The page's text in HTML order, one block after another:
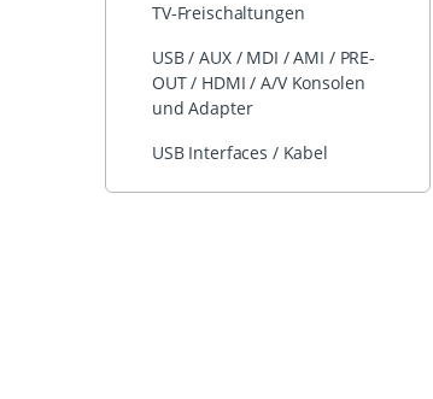
TV-Freischaltungen
USB / AUX / MDI / AMI / PRE-
OUT / HDMI / A/V Konsolen
und Adapter
USB Interfaces / Kabel